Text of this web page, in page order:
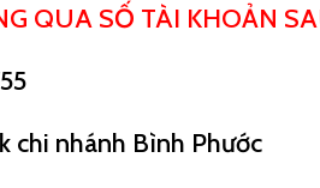
QUA SỐ TÀI KHOẢN
chi nhánh Bình Phước